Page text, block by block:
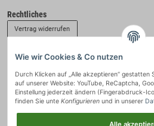
Rechtliches
Vertrag widerrufen
Zahlung & Versand
Wie wir Cookies & Co nutzen
Durch Klicken auf „Alle akzeptieren“ gestatten
auf unserer Website: YouTube, ReCaptcha,
Einstellung jederzeit ändern (Fingerabdruck-
finden Sie unte Konfigurieren und in unserer
Alle